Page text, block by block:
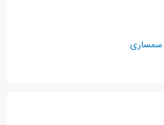
سمساری